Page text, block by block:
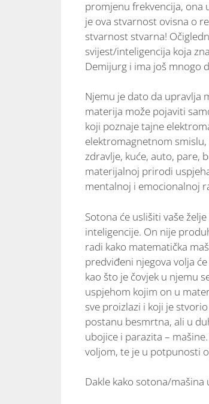
promjenu frekvencija, ona
je ova stvarnost ovisna o
stvarnost stvarna!
svijest/inteligencija koja
Demijurg i ima još mnogo
Njemu je dato da upravlja
materija može pojaviti
koji poznaje tajne
elektromagnetnom
zdravlje, kuće, auto, pare,
materijalnoj prirodi
mentalnoj i emocionalnoj
Sotona će uslišiti vaše
inteligencije. On nije
radi kako matematička
predviđeni njegova volja
kao što je čovjek u njemu
uspjehom kojim on u
sve proizlazi i koji je
postanu besmrtna, ali u
ubojice i parazita –
voljom, te je u potpunosti
Dakle kako sotona/mašina